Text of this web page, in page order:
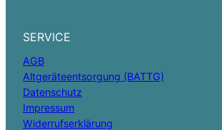
SERVICE
AGB
Altgeräteentsorgung (BATTG)
Datenschutz
Impressum
Widerrufserklärung